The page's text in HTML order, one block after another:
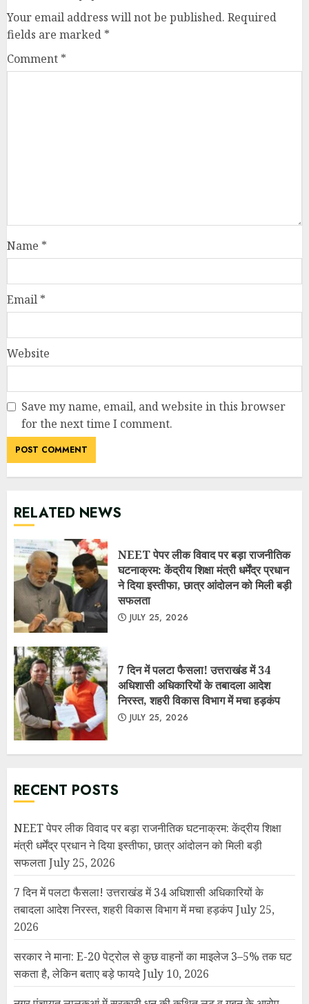
Your email address will not be published. Required
fields are marked *
Comment *
Name *
Email *
Website
Save my name, email, and website in this browser
for the next time I comment.
RELATED NEWS
NEET पेपर लीक विवाद पर बड़ा राजनीतिक
घटनाक्रम: केंद्रीय शिक्षा मंत्री धर्मेंद्र प्रधान
ने दिया इस्तीफा, छात्र आंदोलन को मिली बड़ी
सफलता
JULY 25, 2026
7 दिन में पलटा फैसला! उत्तराखंड में 34
अधिशासी अधिकारियों के तबादला आदेश
निरस्त, शहरी विकास विभाग में मचा हड़कंप
JULY 25, 2026
RECENT POSTS
NEET पेपर लीक विवाद पर बड़ा राजनीतिक घटनाक्रम: केंद्रीय शिक्षा
मंत्री धर्मेंद्र प्रधान ने दिया इस्तीफा, छात्र आंदोलन को मिली बड़ी
सफलताJuly 25, 2026
7 दिन में पलटा फैसला! उत्तराखंड में 34 अधिशासी अधिकारियों के
तबादला आदेश निरस्त, शहरी विकास विभाग में मचा हड़कंपJuly 25,
2026
सरकार ने माना: E-20 पेट्रोल से कुछ वाहनों का माइलेज 3–5% तक घट
सकता है, लेकिन बताए बड़े फायदेJuly 10, 2026